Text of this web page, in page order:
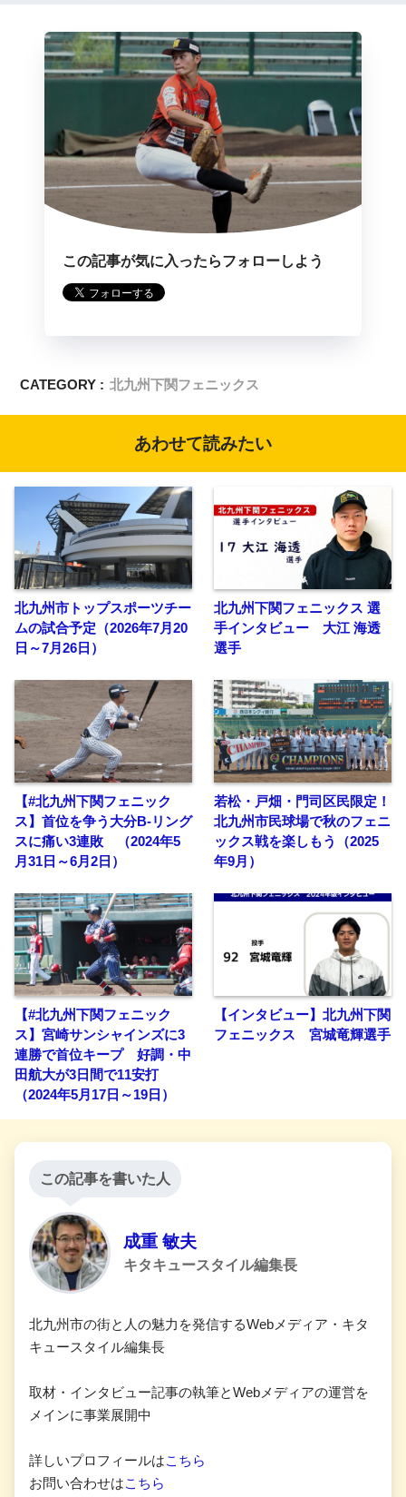
この記事が気に入ったらフォローしよう
CATEGORY : 北九州下関フェニックス
あわせて読みたい
北九州市トップスポーツチー
ムの試合予定（2026年7月20
日～7月26日）
北九州下関フェニックス 選
手インタビュー 大江 海透
選手
【#北九州下関フェニック
ス】首位を争う大分B-リング
スに痛い3連敗 （2024年5
月31日～6月2日）
若松・戸畑・門司区民限定！
北九州市民球場で秋のフェニ
ックス戦を楽しもう（2025
年9月）
【#北九州下関フェニック
ス】宮崎サンシャインズに3
連勝で首位キープ 好調・中
田航大が3日間で11安打
（2024年5月17日～19日）
【インタビュー】北九州下関
フェニックス 宮城竜輝選手
この記事を書いた人
成重 敏夫
キタキュースタイル編集長
北九州市の街と人の魅力を発信するWebメディア・キタ
キュースタイル編集長
取材・インタビュー記事の執筆とWebメディアの運営を
メインに事業展開中
詳しいプロフィールはこちら
お問い合わせはこちら